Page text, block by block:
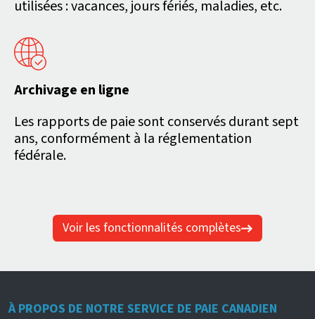
utilisées : vacances, jours fériés, maladies, etc.
Archivage en ligne
Les rapports de paie sont conservés durant sept
ans, conformément à la réglementation
fédérale.
Voir les fonctionnalités complètes
À PROPOS DE NOTRE SERVICE DE PAIE CANADIEN